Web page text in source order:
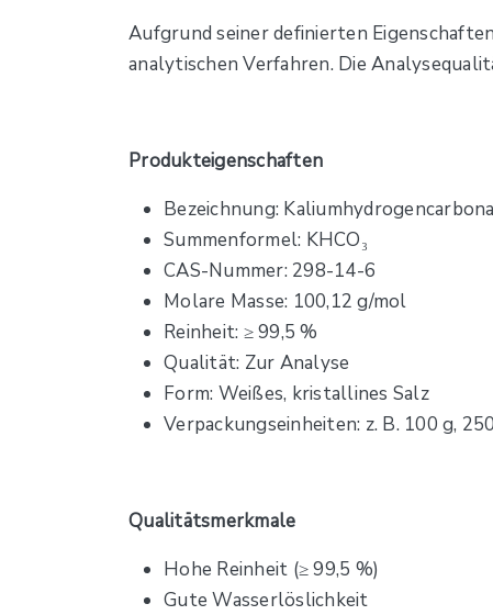
Aufgrund seiner definierten
analytischen Verfahren. Die
Produkteigenschaften
Bezeichnung:
Summenformel: KHCO₃
CAS-Nummer: 298-14-6
Molare Masse: 100,12 g/mol
Reinheit: ≥ 99,5 %
Qualität: Zur Analyse
Form: Weißes, kristallines Salz
Verpackungseinheiten: z. B. 100 g,
Qualitätsmerkmale
Hohe Reinheit (≥ 99,5 %)
Gute Wasserlöslichkeit